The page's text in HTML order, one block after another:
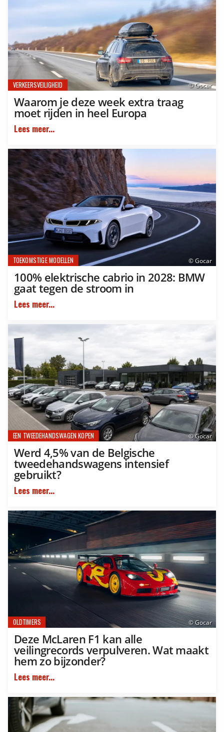
© Gocar
VERKEERSVEILIGHEID
Waarom je deze week extra traag
moet rijden in heel Europa
Lees meer...
© Gocar
TOEKOMSTIGE MODELLEN
100% elektrische cabrio in 2028: BMW
gaat tegen de stroom in
Lees meer...
© Gocar
EEN TWEEDEHANDSWAGEN KOPEN
Werd 4,5% van de Belgische
tweedehandswagens intensief
gebruikt?
Lees meer...
© Gocar
OLDTIMERS
Deze McLaren F1 kan alle
veilingrecords verpulveren. Wat maakt
hem zo bijzonder?
Lees meer...